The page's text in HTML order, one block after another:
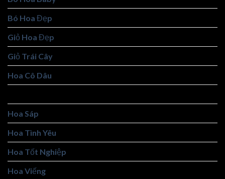
Bó Hoa Đẹp
Giỏ Hoa Đẹp
Giỏ Trái Cây
Hoa Cô Dâu
Hoa Sáp
Hoa Tình Yêu
Hoa Tốt Nghiệp
Hoa Viếng